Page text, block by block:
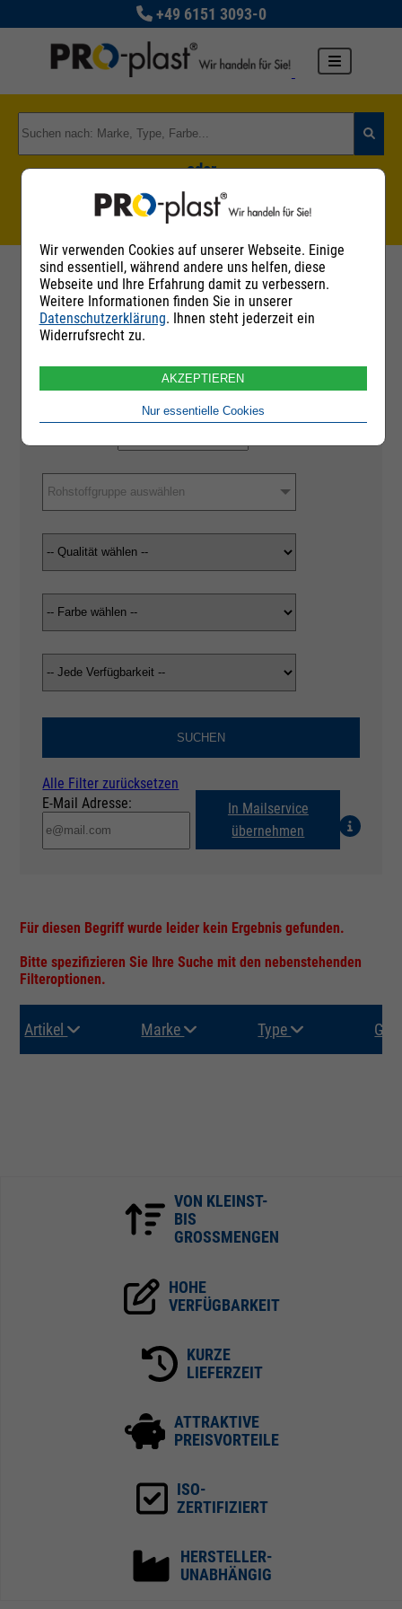
+49 6151 3093-0
oder
Zu den Rohstoffgruppen
Filter
Rohstoffgruppe auswählen
SUCHEN
Alle Filter zurücksetzen
E-Mail Adresse:
In Mailservice
übernehmen
Für diesen Begriff wurde leider kein Ergebnis gefunden.
Bitte spezifizieren Sie Ihre Suche mit den nebenstehenden
Filteroptionen.
Artikel Marke Type
VON KLEINST-
BIS
GROSSMENGEN
HOHE
VERFÜGBARKEIT
KURZE
LIEFERZEIT
ATTRAKTIVE
PREISVORTEILE
ISO-
ZERTIFIZIERT
HERSTELLER-
UNABHÄNGIG
Wir verwenden Cookies auf unserer Webseite. Einige
sind essentiell, während andere uns helfen, diese
Webseite und Ihre Erfahrung damit zu verbessern.
Weitere Informationen finden Sie in unserer
Datenschutzerklärung. Ihnen steht jederzeit ein
Widerrufsrecht zu.
AKZEPTIEREN
Nur essentielle Cookies